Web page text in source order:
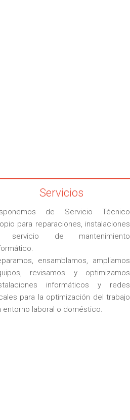
Servicios
de Servicio Técnico
para reparaciones, instalaciones
servicio de mantenimiento
ensamblamos, ampliamos
revisamos y optimizamos
informáticos y redes
para la optimización del trabajo
entorno laboral o doméstico.